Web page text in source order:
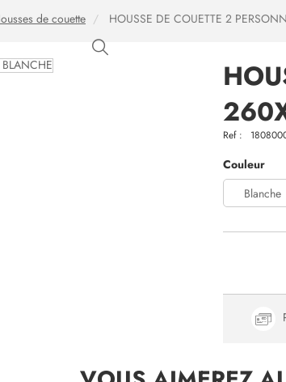
de couette HOUSSE DE COUETTE 2
Ref :
Couleur
Blanche